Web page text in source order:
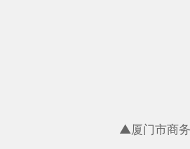
▲厦门市商